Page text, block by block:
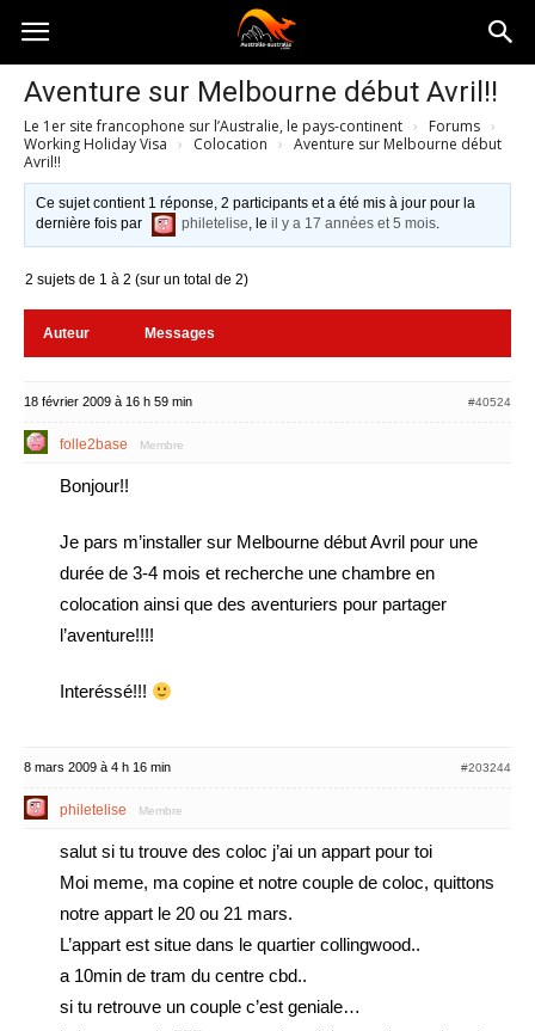
Australia-
australie.com
Aventure sur Melbourne début Avril!!
Le 1er site francophone sur l’Australie, le pays-continent › Forums ›
Working Holiday Visa › Colocation › Aventure sur Melbourne début
Avril!!
Ce sujet contient 1 réponse, 2 participants et a été mis à jour pour la
dernière fois par
philetelise, leil y a 17 années et 5 mois.
2 sujets de 1 à 2 (sur un total de 2)
Auteur Messages
18 février 2009 à 16 h 59 min #40524
folle2base Membre
Bonjour!!
Je pars m’installer sur Melbourne début Avril pour une
durée de 3-4 mois et recherche une chambre en
colocation ainsi que des aventuriers pour partager
l’aventure!!!!
Interéssé!!!
8 mars 2009 à 4 h 16 min #203244
philetelise Membre
salut si tu trouve des coloc j’ai un appart pour toi
Moi meme, ma copine et notre couple de coloc, quittons
notre appart le 20 ou 21 mars.
L’appart est situe dans le quartier collingwood..
a 10min de tram du centre cbd..
si tu retrouve un couple c’est geniale…